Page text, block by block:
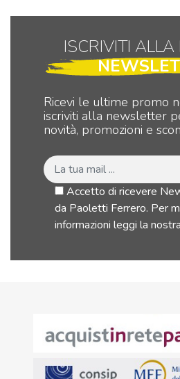
foro
19mm
IP65
ISCRIVITI
Ricevi le ultime promo
iscriviti alla newsletter
novità, promozioni e
Accetto di ricevere
da Paoletti Ferrero. Per
informazioni leggi la nostra